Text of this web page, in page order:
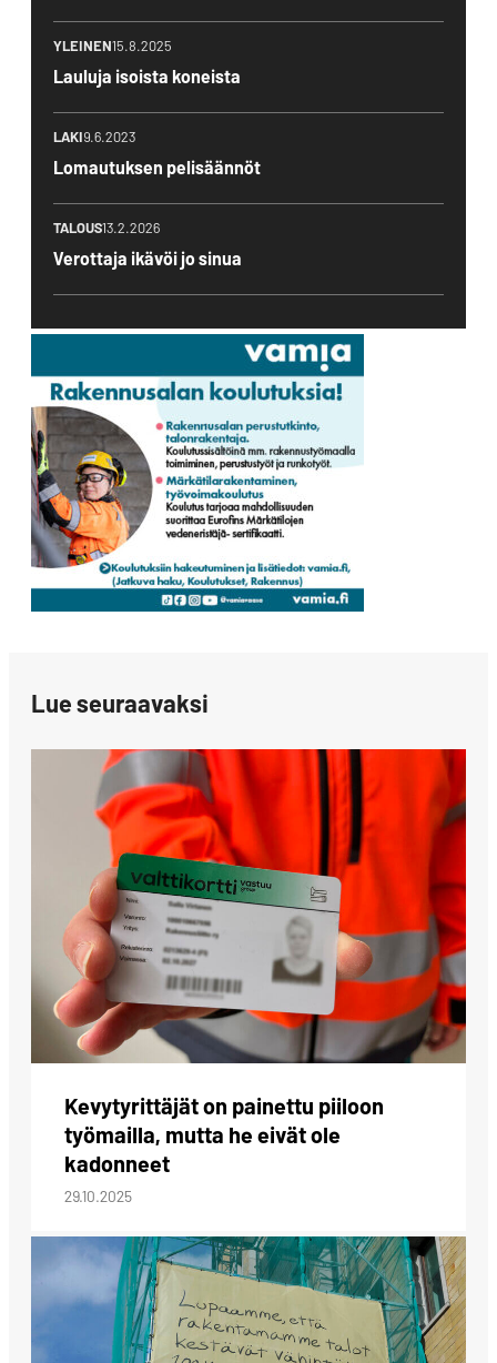
YLEINEN15.8.2025
Lauluja isoista koneista
LAKI9.6.2023
Lomautuksen pelisäännöt
TALOUS13.2.2026
Verottaja ikävöi jo sinua
Lue seuraavaksi
Kevytyrittäjät on painettu piiloon
työmailla, mutta he eivät ole
kadonneet
29.10.2025